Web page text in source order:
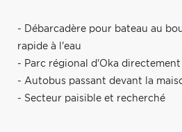
- Débarcadère pour bateau au
rapide à l'eau
- Parc régional d'Oka
- Autobus passant devant la
- Secteur paisible et recherché